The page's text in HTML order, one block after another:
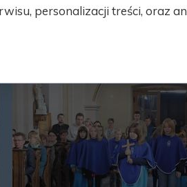
personalizacji treści, oraz